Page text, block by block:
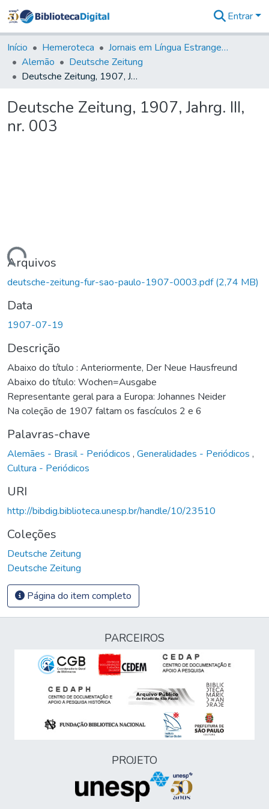
&
Coleções
Tudo na
Biblioteca
Estatísticas
Entrar
Início Hemeroteca
Jornais em Língua Estrangeira
Alemão
Deutsche Zeitung
Deutsche Zeitung, 1907, Jahrg. III, nr. 003
Deutsche Zeitung, 1907, Jahrg. III,
nr. 003
Arquivos
deutsche-zeitung-fur-sao-paulo-1907-0003.pdf(2,74 MB)
Data
1907-07-19
Descrição
Abaixo do título : Anteriormente, Der Neue Hausfreund
Abaixo do título: Wochen=Ausgabe
Representante geral para a Europa: Johannes Neider
Na coleção de 1907 faltam os fascículos 2 e 6
Palavras-chave
Alemães - Brasil - Periódicos , Generalidades - Periódicos ,
Cultura - Periódicos
URI
http://bibdig.biblioteca.unesp.br/handle/10/23510
Coleções
Deutsche Zeitung
Deutsche Zeitung
Página do item completo
PARCEIROS
PROJETO